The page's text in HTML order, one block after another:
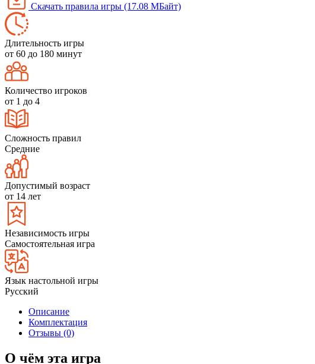
Скачать правила игры (17.08 МБайт)
Длительность игры
от 60 до 180 минут
Количество игроков
от 1 до 4
Сложность правил
Средние
Допустимый возраст
от 14 лет
Независимость игры
Самостоятельная игра
Язык настольной игры
Русский
Описание
Комплектация
Отзывы (0)
О чём эта игра